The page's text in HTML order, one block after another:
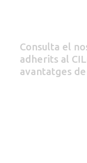
Consulta el
adherits al
avantatges